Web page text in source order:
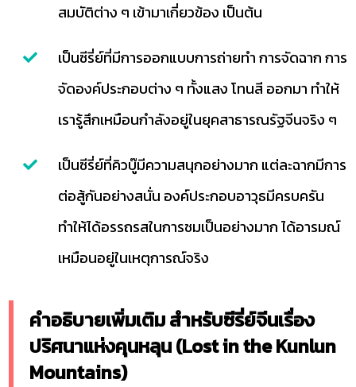
สมบัติต่าง ๆ เข้ามาเกี่ยวข้อง เป็นต้น
เป็นซีรี่ย์ที่มีการออกแบบการถ่ายทำ การจัดฉาก การ
จัดองค์ประกอบต่าง ๆ ทั้งแสง โทนสี ออกมา ทำให้
เรารู้สึกเหมือนกำลังอยู่ในยุคสาธารณรัฐจีนจริง ๆ
เป็นซีรี่ย์ที่คิวบู๊มีความสนุกอย่างมาก แต่ละฉากมีการ
ต่อสู้กันอย่างสนั่น องค์ประกอบอาวุธมีครบครัน
ทำให้ได้อรรถรสในการชมเป็นอย่างมาก ได้อารมณ์
เหมือนอยู่ในเหตุการณ์จริง
คำอธิบายเพิ่มเติม สำหรับซีรี่ย์จีนเรื่อง
ปริศนาแห่งคุนหลุน (Lost in the Kunlun
Mountains)